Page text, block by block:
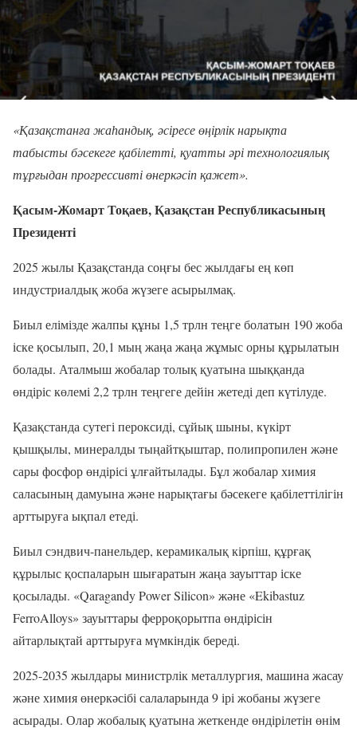
«Қазақстанға жаһандық, әсіресе өңірлік нарықта
табысты бәсекеге қабілетті, қуатты әрі технологиялық
тұрғыдан прогрессивті өнеркәсіп қажет».
Қасым-Жомарт Тоқаев, Қазақстан Республикасының
Президенті
2025 жылы Қазақстанда соңғы бес жылдағы ең көп
индустриалдық жоба жүзеге асырылмақ.
Биыл елімізде жалпы құны 1,5 трлн теңге болатын 190 жоба
іске қосылып, 20,1 мың жаңа жаңа жұмыс орны құрылатын
болады. Аталмыш жобалар толық қуатына шыққанда
өндіріс көлемі 2,2 трлн теңгеге дейін жетеді деп күтілуде.
Қазақстанда сутегі пероксиді, сұйық шыны, күкірт
қышқылы, минералды тыңайтқыштар, полипропилен және
сары фосфор өндірісі ұлғайтылады. Бұл жобалар химия
саласының дамуына және нарықтағы бәсекеге қабілеттілігін
арттыруға ықпал етеді.
Биыл сэндвич-панельдер, керамикалық кірпіш, құрғақ
құрылыс қоспаларын шығаратын жаңа зауыттар іске
қосылады. «Qaragandy Power Silicon» және «Ekibastuz
FerroAlloys» зауыттары ферроқорытпа өндірісін
айтарлықтай арттыруға мүмкіндік береді.
2025-2035 жылдары министрлік металлургия, машина жасау
және химия өнеркәсібі салаларында 9 ірі жобаны жүзеге
асырады. Олар жобалық қуатына жеткенде өндірілетін өнім